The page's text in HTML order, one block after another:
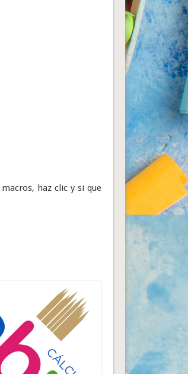
haz clic y si que